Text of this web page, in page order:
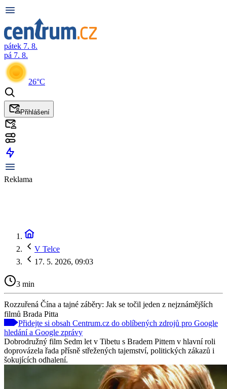
pátek 7. 8.
pá 7. 8.
26°C
Přihlášení
Reklama
V Telce
17. 5. 2026, 09:03
3 min
Rozzuřená Čína a tajné záběry: Jak se točil jeden z nejznámějších
filmů Brada Pitta
Přidejte si obsah Centrum.cz do oblíbených zdrojů pro Google
hledání a Google zprávy
Dobrodružný film Sedm let v Tibetu s Bradem Pittem v hlavní roli
doprovázela řada přísně střežených tajemství, politických zákazů i
šokujících odhalení.